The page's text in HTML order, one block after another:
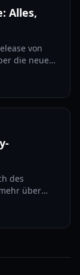
Alles,
von
die neue
des
über